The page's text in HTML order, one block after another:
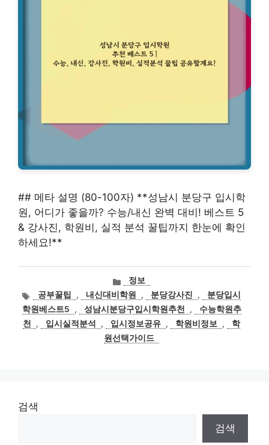
## 메타 설명 (80-100자) **성남시 분당구 입시학
원, 어디가 좋을까? 수능/내신 완벽 대비! 베스트 5
& 강사진, 학원비, 실적 분석 꿀팁까지 한눈에 확인
하세요!**
카
테
고
리
정보
태
그
공부꿀팁 , 내신대비학원 , 분당강사진 ,
분당입시
학원베스트5
, 성남시분당구입시학원추천 ,
수능학원추
천
, 입시실적분석 , 입시정보공유 , 학원비정보 ,
학
원선택가이드
검색
검색